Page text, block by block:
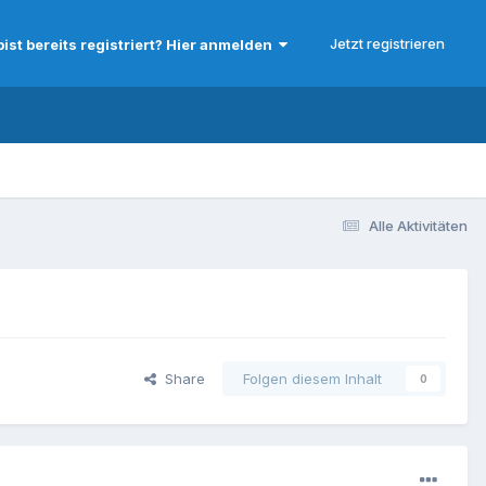
bereits registriert? Hier anmelden Jetzt registrieren
Alle Aktivitäten
Share Folgen diesem Inhalt 0